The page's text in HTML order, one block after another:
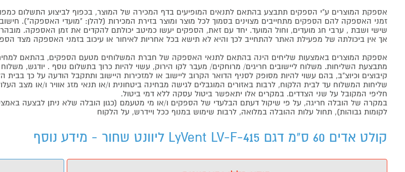
אספקת המוצרים ע"י הספקים תתבצע בהתאם לתנאים המופיעים בדף המכירה של המוצר, בכפוף לביצוע התשלום
זמני האספקה להם הספקים מתחייבים מצוינים בסמוך לכל מוצר ומוצר בזירת המכירות (להלן: "מועדי האספקה").
שישי ושבת , ערבי חג מועדים, וחול המועד. יחד עם זאת, הספקים יעשו כמיטב יכולתם להקדים את זמן האספקה.
אך אין ביכולתה של מפעילת האתר להתחייב לכך והיא לא תישא בכל אחריות לאיחור או עיכוב בזמני האספקה מצד
אספקת המוצרים באמצעות שליחים הינה בהתאם לתנאי האספקה של חברת המשלוחים מטעם הספקים, בהתאם
מתבצעת השליחות. משלוח ליישובים חריגים/ מרוחקים/ מעבר לקו הירוק, עשוי להיות כרוך בתשלום נוסף . יודגש,
קיבוצים וכיוצ"ב, בהם עשוי להיות מסופק לסניף הדואר הקרוב ליישוב או למזכירות היישוב ותתקבל הודעה על כך
שליחות המשלוח עד לבית הלקוח, לרבות באזורים המוגבלים לגישה מבחינה ביטחונית ו/או תנאי מזג אוויר ו/או מצב
חליפי המקובל על שני הצדדים. במקרים אלו יתאפשר ביטול עסקה ללא דמי ביטול.
במקרה של הובלה חריגה, על פי שיקול דעתם הבלעדי של הספקים ו/או מי מטעמם (כגון הובלה שלא ניתן לבצעה
לקומות גבוהות), תחול עלות ההובלה במלואה, לרבות שימוש במנוף ככל ויידרש, על הלקוח
קולט אדים 60 ס"מ דגם LyVent LV-F-415 ליוונט שחור - מידע נוסף